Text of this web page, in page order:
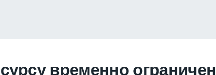
временно ограничен